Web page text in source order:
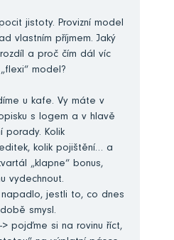
jistoty. Provizní model
vlastním příjmem. Jaký
a proč čím dál víc
model?
u kafe. Vy máte v
s logem a v hlavě
porady. Kolik
kolik pojištění… a
„klapne“ bonus,
vydechnout.
jestli to, co dnes
smysl.
pojďme si na rovinu říct,